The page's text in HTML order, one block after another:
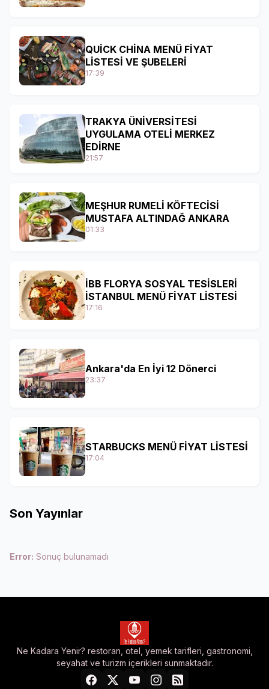
QUİCK CHİNA MENÜ FİYAT
LİSTESİ VE ŞUBELERİ
17:39
TRAKYA ÜNİVERSİTESİ
UYGULAMA OTELİ MERKEZ
EDİRNE
21:57
MEŞHUR RUMELİ KÖFTECİSİ
MUSTAFA ALTINDAĞ ANKARA
01:33
İBB FLORYA SOSYAL TESİSLERİ
İSTANBUL MENÜ FİYAT LİSTESİ
17:16
Ankara'da En İyi 12 Dönerci
23:37
STARBUCKS MENÜ FİYAT LİSTESİ
17:04
Son Yayınlar
Error: Sonuç bulunamadı
Ne Kadara Yenir? restoran, otel, yemek tarifleri, gastronomi,
seyahat ve turizm içerikleri sunmaktadır.